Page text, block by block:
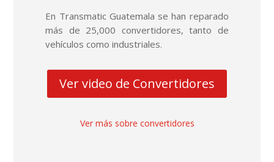
En Transmatic Guatemala se han reparado
más de 25,000 convertidores, tanto de
vehículos como industriales.
Ver video de Convertidores
Ver más sobre convertidores